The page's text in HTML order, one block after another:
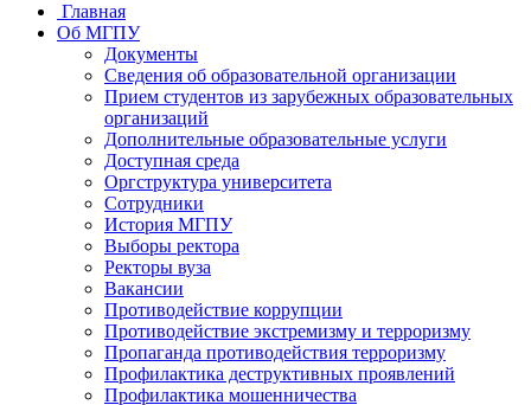
Главная
Об МГПУ
Документы
Сведения об образовательной организации
Прием студентов из зарубежных образовательных
организаций
Дополнительные образовательные услуги
Доступная среда
Оргструктура университета
Сотрудники
История МГПУ
Выборы ректора
Ректоры вуза
Вакансии
Противодействие коррупции
Противодействие экстремизму и терроризму
Пропаганда противодействия терроризму
Профилактика деструктивных проявлений
Профилактика мошенничества